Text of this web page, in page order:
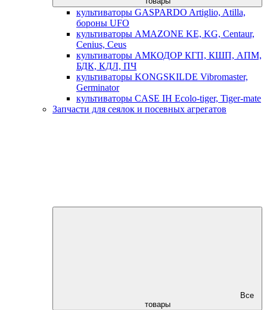
культиваторы GASPARDO Artiglio, Atilla,
бороны UFO
культиваторы AMAZONE KE, KG, Centaur,
Cenius, Ceus
культиваторы АМКОДОР КГП, КШП, АПМ,
БДК, КДЛ, ПЧ
культиваторы KONGSKILDE Vibromaster,
Germinator
культиваторы CASE IH Ecolo-tiger, Tiger-mate
Запчасти для сеялок и посевных агрегатов
Все
товары